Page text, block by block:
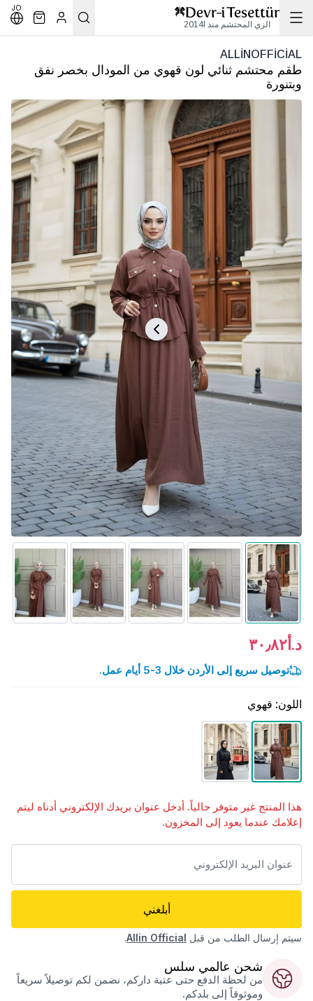
الزي المحتشم منذ 2014l
JO
ALLİNOFFİCİAL
طقم محتشم ثنائي لون قهوي من المودال بخصر نفق
وبتنورة
د.أ٣٠٫٨٢
توصيل سريع إلى الأردن خلال 3-5 أيام عمل.
اللون: قهوي
هذا المنتج غير متوفر حالياً. أدخل عنوان بريدك الإلكتروني أدناه ليتم
إعلامك عندما يعود إلى المخزون.
أبلغني
سيتم إرسال الطلب من قبل Allin Official
.
شحن عالمي سلس
من لحظة الدفع حتى عتبة داركم، نضمن لكم توصيلاً سريعاً
وموثوقاً إلى بلدكم.